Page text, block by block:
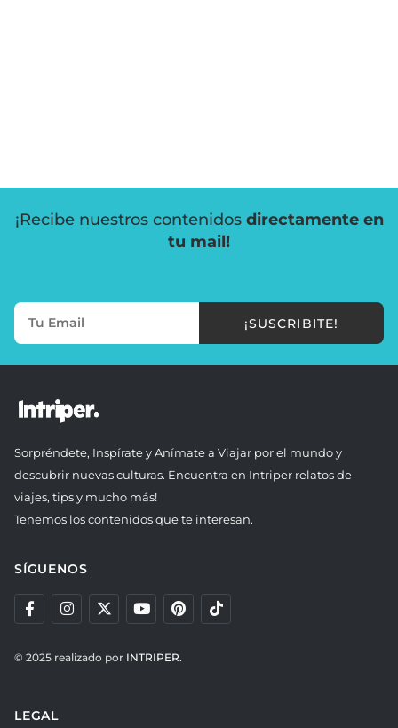
¡Recibe nuestros contenidos directamente en
tu mail!
¡SUSCRIBITE!
Sorpréndete, Inspírate y Anímate a Viajar por el mundo y
descubrir nuevas culturas. Encuentra en Intriper relatos de
viajes, tips y mucho más!
Tenemos los contenidos que te interesan.
SÍGUENOS
© 2025 realizado por INTRIPER.
LEGAL